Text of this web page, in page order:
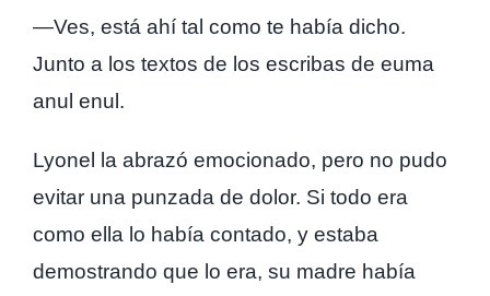
—Ves, está ahí tal como te había dicho.
Junto a los textos de los escribas de euma
anul enul.
Lyonel la abrazó emocionado, pero no pudo
evitar una punzada de dolor. Si todo era
como ella lo había contado, y estaba
demostrando que lo era, su madre había